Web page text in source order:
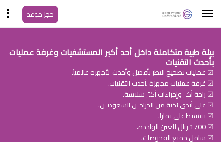
حجز موعد
بيئة طبية متكاملة داخل أحد أكبر المستشفيات وغرفة عمليات
بأحدث التقنيات
☑ عمليات تصحيح النظر بأفضل وأحدث الأجهزة عالمياً.
☑ غرفة عمليات مجهزة بأحدث التقنيات.
☑ راحة أكبر وإجراءات أكثر سلاسة.
☑ على أيدي نخبة من الجراحين السعوديين.
☑ تقسيط على تمارا.
☑ 1700 ريال للعين الواحدة.
☑ شامل جميع الفحوصات.